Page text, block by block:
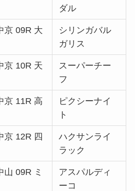
ダル
京 09R 大
シリンガバル
ガリス
京 10R 天
スーパーチー
フ
京 11R 高
ピクシーナイ
ト
京 12R 四
ハクサンライ
ラック
山 09R ミ
アスパルディ
ーコ